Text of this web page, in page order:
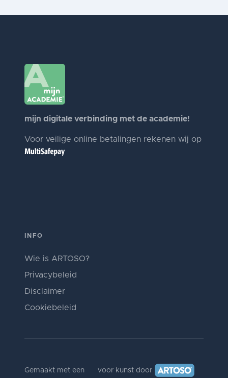
mijn digitale verbinding met de academie!
Voor veilige online betalingen rekenen wij op
INFO
Wie is ARTOSO?
Privacybeleid
Disclaimer
Cookiebeleid
Gemaakt met een voor kunst door